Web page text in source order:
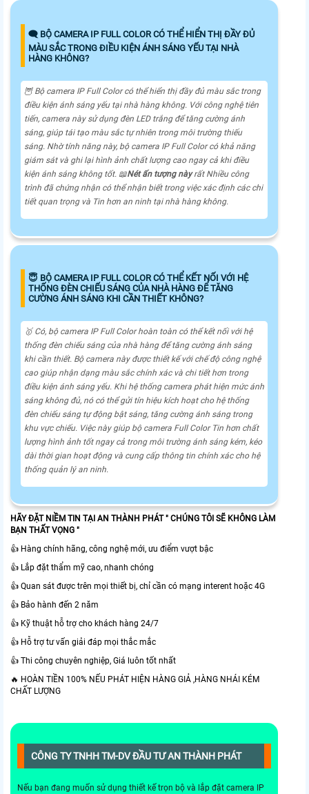
🗨️ BỘ CAMERA IP FULL COLOR CÓ THỂ HIỂN THỊ ĐẦY ĐỦ
MÀU SẮC TRONG ĐIỀU KIỆN ÁNH SÁNG YẾU TẠI NHÀ
HÀNG KHÔNG?
🦉 Bộ camera IP Full Color có thể hiển thị đầy đủ màu sắc trong
điều kiện ánh sáng yếu tại nhà hàng không. Với công nghệ tiên
tiến, camera này sử dụng đèn LED trắng để tăng cường ánh
sáng, giúp tái tạo màu sắc tự nhiên trong môi trường thiếu
sáng. Nhờ tính năng này, bộ camera IP Full Color có khả năng
giám sát và ghi lại hình ảnh chất lượng cao ngay cả khi điều
kiện ánh sáng không tốt. 📖Nét ấn tượng nàyrất Nhiều công
trình đã chứng nhận có thể nhận biết trong việc xác định các chi
tiết quan trọng và Tin hơn an ninh tại nhà hàng không.
😇 BỘ CAMERA IP FULL COLOR CÓ THỂ KẾT NỐI VỚI HỆ
THỐNG ĐÈN CHIẾU SÁNG CỦA NHÀ HÀNG ĐỂ TĂNG
CƯỜNG ÁNH SÁNG KHI CẦN THIẾT KHÔNG?
🥇 Có, bộ camera IP Full Color hoàn toàn có thể kết nối với hệ
thống đèn chiếu sáng của nhà hàng để tăng cường ánh sáng
khi cần thiết. Bộ camera này được thiết kế với chế độ công nghệ
cao giúp nhận dạng màu sắc chính xác và chi tiết hơn trong
điều kiện ánh sáng yếu. Khi hệ thống camera phát hiện mức ánh
sáng không đủ, nó có thể gửi tín hiệu kích hoạt cho hệ thống
đèn chiếu sáng tự động bật sáng, tăng cường ánh sáng trong
khu vực chiếu. Việc này giúp bộ camera Full Color Tin hơn chất
lượng hình ảnh tốt ngay cả trong môi trường ánh sáng kém, kéo
dài thời gian hoạt động và cung cấp thông tin chính xác cho hệ
thống quản lý an ninh.
HÃY ĐẶT NIỀM TIN TẠI AN THÀNH PHÁT " CHÚNG TÔI SẼ KHÔNG LÀM
BẠN THẤT VỌNG "
👍 Hàng chính hãng, công nghệ mới, ưu điểm vượt bậc
👍 Lắp đặt thẩm mỹ cao, nhanh chóng
👍 Quan sát được trên mọi thiết bị, chỉ cần có mạng interent hoặc 4G
👍 Bảo hành đến 2 năm
👍 Kỹ thuật hỗ trợ cho khách hàng 24/7
👍 Hỗ trợ tư vấn giải đáp mọi thắc mắc
👍 Thi công chuyên nghiệp, Giá luôn tốt nhất
🔥 HOÀN TIỀN 100% NẾU PHÁT HIỆN HÀNG GIẢ ,HÀNG NHÁI KÉM
CHẤT LƯỢNG
CÔNG TY TNHH TM-DV ĐẦU TƯ AN THÀNH PHÁT
Nếu bạn đang muốn sử dụng thiết kế trọn bộ và lắp đặt camera IP